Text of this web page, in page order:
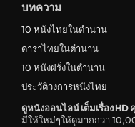
บทความ
10 หนังไทยในตำนาน
ดาราไทยในตำนาน
10 หนังฝรั่งในตำนาน
ประวัติวงการหนังไทย
ดูหนังออนไลน์ เต็มเรื่อง
มีให้ใหม่ๆให้ดูมากกว่า